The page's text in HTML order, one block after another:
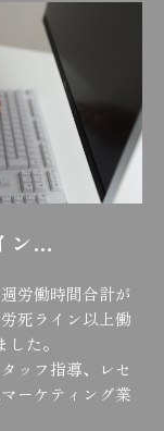
ン…
労働時間合計が
死ライン以上働
た。
ッフ指導、レセ
ーケティング業